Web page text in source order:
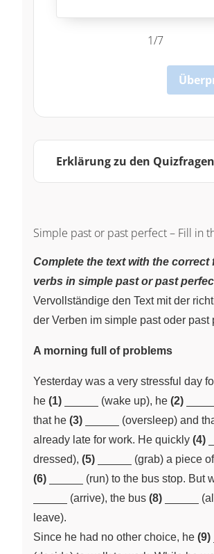
1/7
Erklärung zu den Quizfragen
Simple past or past perfect – Fill in
Complete the text with the correct
verbs in simple past or past
Vervollständige den Text mit der
der Verben im simple past oder past
A morning full of problems
Yesterday was a very stressful day
he (1) \underline{~\qquad~}
(wake up), he (2)
that he (3)
(oversleep) and
already late for work. He quickly (4)
dressed), (5)
(grab) a piece
(6)
\underline{~\qquad~}
(run) to the bus stop. But
(arrive), the bus (8)
leave).
Since he had no other choice, he (9)